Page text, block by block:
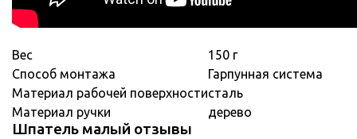
Вес
150 г
Способ монтажа
Гарпунная система
Материал рабочей поверхностисталь
Материал ручки
дерево
Шпатель малый отзывы